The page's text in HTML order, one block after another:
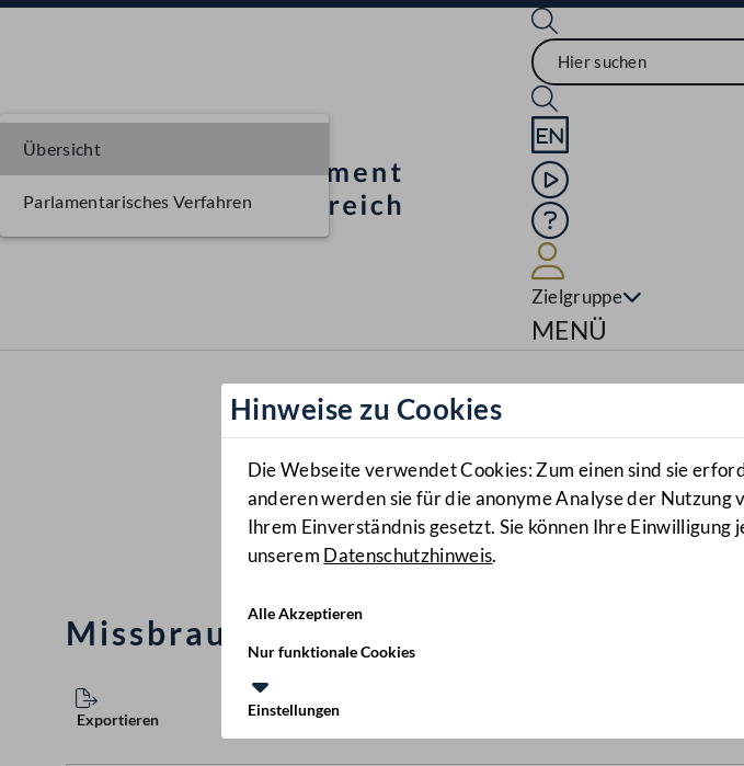
Sprache English
Mediathek
Hilfe
Zielgruppe
Navigationsmenü
MENÜ
Hinweise zu Cookies
Die Webseite verwendet Cookies: Zum einen sind sie
anderen werden sie für die anonyme Analyse der
Ihrem Einverständnis gesetzt. Sie können Ihre
unserem Datenschutzhinweis.
Alle Akzeptieren
Nur funktionale Cookies
Einstellungen
Missbrauch und Vergewaltigung:
Exportieren
Übersicht
Parlamentarisches Verfahren